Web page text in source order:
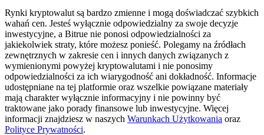
Zostań traderem kopiującym
Rynki kryptowalut są bardzo zmienne i mogą doświadczać szybkich
wahań cen. Jesteś wyłącznie odpowiedzialny za swoje decyzje
inwestycyjne, a Bitrue nie ponosi odpowiedzialności za
jakiekolwiek straty, które możesz ponieść. Polegamy na źródłach
zewnętrznych w zakresie cen i innych danych związanych z
wymienionymi powyżej kryptowalutami i nie ponosimy
odpowiedzialności za ich wiarygodność ani dokładność. Informacje
udostępniane na tej platformie oraz wszelkie powiązane materiały
mają charakter wyłącznie informacyjny i nie powinny być
traktowane jako porady finansowe lub inwestycyjne. Więcej
informacji znajdziesz w naszych Warunkach Użytkowania oraz
Polityce Prywatności.